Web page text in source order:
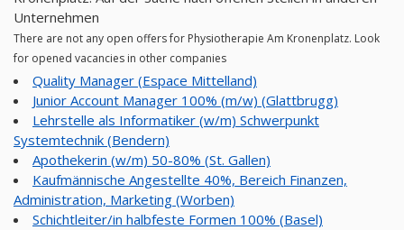
Unternehmen
There are not any open offers for Physiotherapie Am Kronenplatz. Look
for opened vacancies in other companies
Quality Manager (Espace Mittelland)
Junior Account Manager 100% (m/w) (Glattbrugg)
Lehrstelle als Informatiker (w/m) Schwerpunkt
Systemtechnik (Bendern)
Apothekerin (w/m) 50-80% (St. Gallen)
Kaufmännische Angestellte 40%, Bereich Finanzen,
Administration, Marketing (Worben)
Schichtleiter/in halbfeste Formen 100% (Basel)